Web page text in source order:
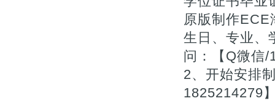
原版制作ECE
生日、专业、
问：【Q微信/
2、开始安排
1825214279